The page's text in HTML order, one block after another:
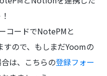
コードでNotePMと
ので、もしまだYoomの
は、こちらの登録フォー